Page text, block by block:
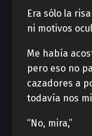
Era sólo la
ni motivos
Me había
pero eso no
cazadores a
todavía nos
“No, mira,”